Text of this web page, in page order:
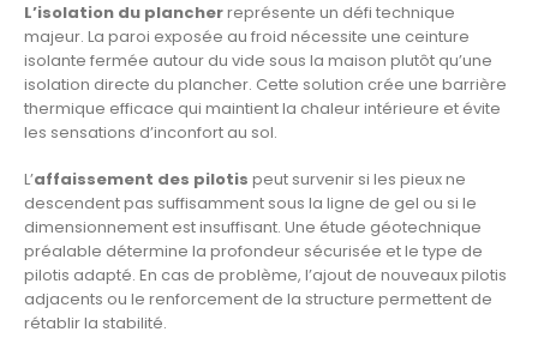
L’isolation du plancherreprésente un défi technique
majeur. La paroi exposée au froid nécessite une ceinture
isolante fermée autour du vide sous la maison plutôt qu’une
isolation directe du plancher. Cette solution crée une barrière
thermique efficace qui maintient la chaleur intérieure et évite
les sensations d’inconfort au sol.
L’affaissement des pilotis peut survenir si les pieux ne
descendent pas suffisamment sous la ligne de gel ou si le
dimensionnement est insuffisant. Une étude géotechnique
préalable détermine la profondeur sécurisée et le type de
pilotis adapté. En cas de problème, l’ajout de nouveaux pilotis
adjacents ou le renforcement de la structure permettent de
rétablir la stabilité.